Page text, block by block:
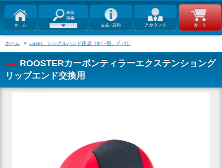
ホーム > Laser、シングルハンド用品（ｶﾊﾞｰ類、ﾊﾟｰﾂ）
ROOSTERカーボンティラーエクステンショング
リップエンド交換用